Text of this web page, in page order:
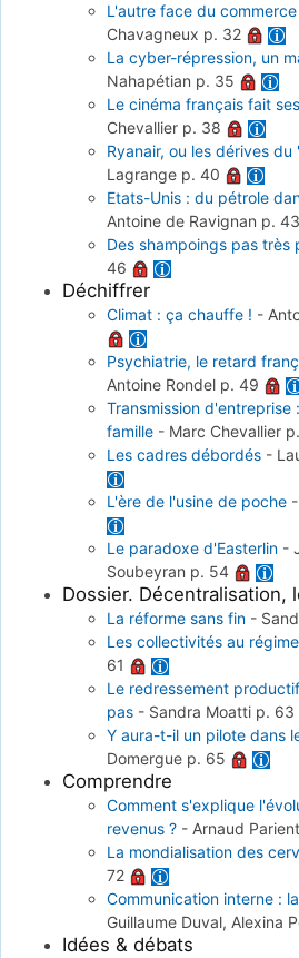
L'autre face du
Chavagneux p. 32
La cyber-répression, un
Nahapétian p. 35
Le cinéma français fait
Chevallier p. 38
Ryanair, ou les dérives
Lagrange p. 40
Etats-Unis : du pétrole
Antoine de Ravignan p. 43
Des shampoings pas très
46
Déchiffrer
Climat : ça chauffe ! -
Psychiatrie, le retard
Antoine Rondel p. 49
Transmission
famille - Marc Chevallier
Les cadres débordés -
L'ère de l'usine de poche -
Le paradoxe d'Easterlin -
Soubeyran p. 54
Dossier. Décentralisation,
La réforme sans fin -
Les collectivités au régime
61
Le redressement
pas - Sandra Moatti p. 63
Y aura-t-il un pilote dans
Domergue p. 65
Comprendre
Comment s'explique
revenus ? - Arnaud
La mondialisation des
72
Communication interne :
Guillaume Duval, Alexina
Idées & débats